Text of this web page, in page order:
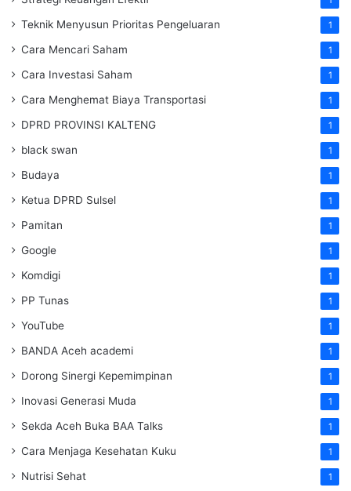
Teknik Menyusun Prioritas Pengeluaran 1
Cara Mencari Saham 1
Cara Investasi Saham 1
Cara Menghemat Biaya Transportasi 1
DPRD PROVINSI KALTENG 1
black swan 1
Budaya 1
Ketua DPRD Sulsel 1
Pamitan 1
Google 1
Komdigi 1
PP Tunas 1
YouTube 1
BANDA Aceh academi 1
Dorong Sinergi Kepemimpinan 1
Inovasi Generasi Muda 1
Sekda Aceh Buka BAA Talks 1
Cara Menjaga Kesehatan Kuku 1
Nutrisi Sehat 1